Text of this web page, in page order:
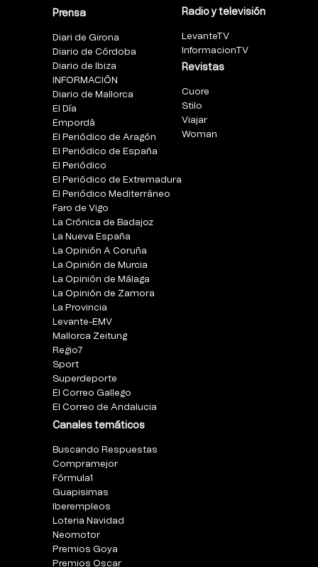
Prensa
Diari de Girona
Diario de Córdoba
Diario de Ibiza
INFORMACIÓN
Diario de Mallorca
El Día
Empordà
El Periódico de Aragón
El Periódico de España
El Periódico
El Periódico de Extremadura
El Periódico Mediterráneo
Faro de Vigo
La Crónica de Badajoz
La Nueva España
La Opinión A Coruña
La Opinión de Murcia
La Opinión de Málaga
La Opinión de Zamora
La Provincia
Levante-EMV
Mallorca Zeitung
Regio7
Sport
Superdeporte
El Correo Gallego
El Correo de Andalucia
Canales temáticos
Buscando Respuestas
Compramejor
Fórmula1
Guapisimas
Iberempleos
Loteria Navidad
Neomotor
Premios Goya
Premios Oscar
Radio y televisión
LevanteTV
InformacionTV
Revistas
Cuore
Stilo
Viajar
Woman